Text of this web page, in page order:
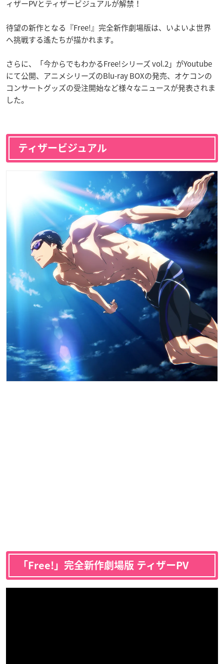
ィザーPVとティザービジュアルが解禁！
待望の新作となる『Free!』完全新作劇場版は、いよいよ世界
へ挑戦する遙たちが描かれます。
さらに、「今からでもわかるFree!シリーズ vol.2」がYoutube
にて公開、アニメシリーズのBlu-ray BOXの発売、オケコンの
コンサートグッズの受注開始など様々なニュースが発表されま
した。
ティザービジュアル
「Free!」完全新作劇場版 ティザーPV